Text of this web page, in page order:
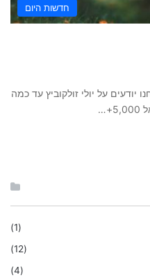
חדשות היום
יודעים על יולי זולקוביץ עד כמה
(1)
(12)
(4)